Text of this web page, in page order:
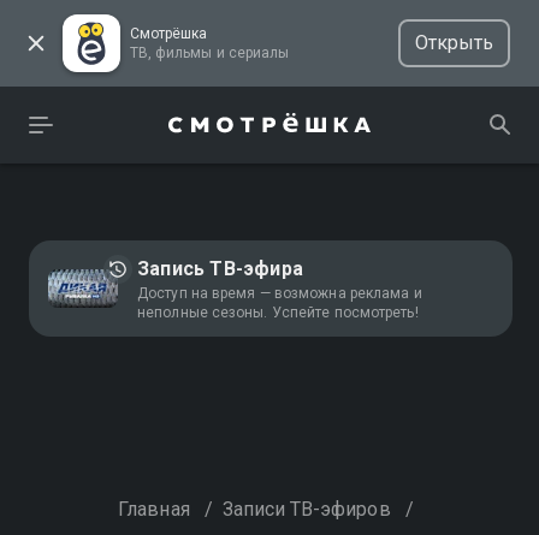
Смотрёшка
ТВ, фильмы и сериалы
Открыть
Запись ТВ-эфира
Доступ на время — возможна реклама и
неполные сезоны. Успейте посмотреть!
Главная / Записи ТВ-эфиров /